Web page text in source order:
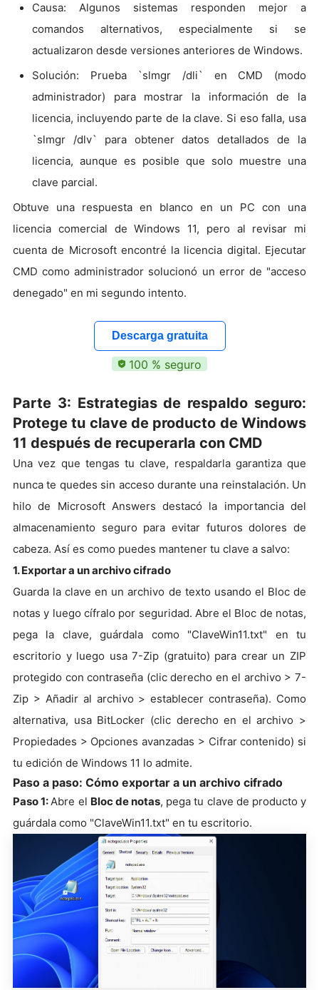
Causa: Algunos sistemas responden mejor a
comandos alternativos, especialmente si se
actualizaron desde versiones anteriores de Windows.
Solución: Prueba `slmgr /dli` en CMD (modo
administrador) para mostrar la información de la
licencia, incluyendo parte de la clave. Si eso falla, usa
`slmgr /dlv` para obtener datos detallados de la
licencia, aunque es posible que solo muestre una
clave parcial.
Obtuve una respuesta en blanco en un PC con una
licencia comercial de Windows 11, pero al revisar mi
cuenta de Microsoft encontré la licencia digital. Ejecutar
CMD como administrador solucionó un error de "acceso
denegado" en mi segundo intento.
Descarga gratuita
100 % seguro
Parte 3: Estrategias de respaldo seguro:
Protege tu clave de producto de Windows
11 después de recuperarla con CMD
Una vez que tengas tu clave, respaldarla garantiza que
nunca te quedes sin acceso durante una reinstalación. Un
hilo de Microsoft Answers destacó la importancia del
almacenamiento seguro para evitar futuros dolores de
cabeza. Así es como puedes mantener tu clave a salvo:
1. Exportar a un archivo cifrado
Guarda la clave en un archivo de texto usando el Bloc de
notas y luego cífralo por seguridad. Abre el Bloc de notas,
pega la clave, guárdala como "ClaveWin11.txt" en tu
escritorio y luego usa 7-Zip (gratuito) para crear un ZIP
protegido con contraseña (clic derecho en el archivo > 7-
Zip > Añadir al archivo > establecer contraseña). Como
alternativa, usa BitLocker (clic derecho en el archivo >
Propiedades > Opciones avanzadas > Cifrar contenido) si
tu edición de Windows 11 lo admite.
Paso a paso: Cómo exportar a un archivo cifrado
Paso 1:Abre el Bloc de notas, pega tu clave de producto y
guárdala como "ClaveWin11.txt" en tu escritorio.